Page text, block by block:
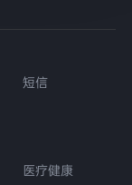
短信
医疗健康